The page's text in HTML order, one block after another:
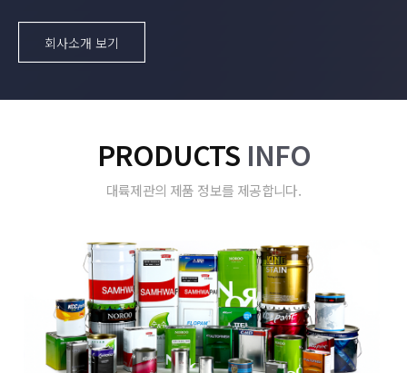
회사소개 보기
PRODUCTS INFO
대륙제관의 제품 정보를 제공합니다.